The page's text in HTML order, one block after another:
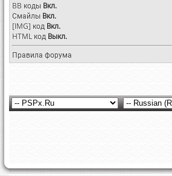
BB коды Вкл.
Смайлы Вкл.
[IMG] код Вкл.
HTML код Выкл.
Правила форума